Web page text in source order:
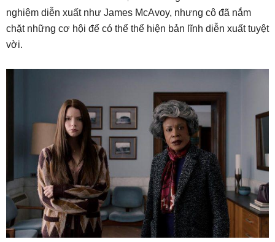
nghiệm diễn xuất như James McAvoy, nhưng cô đã nắm
chặt những cơ hội để có thể thể hiện bản lĩnh diễn xuất tuyệt
vời.